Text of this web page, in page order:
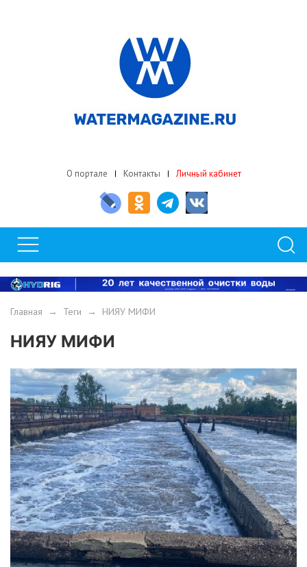
О портале Контакты Личный кабинет
Главная → Теги → НИЯУ МИФИ
НИЯУ МИФИ